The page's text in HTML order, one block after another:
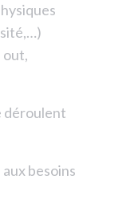
out,
déroulent
besoins